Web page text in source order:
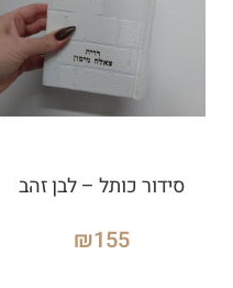
סידור כותל – לבן זהב
₪155